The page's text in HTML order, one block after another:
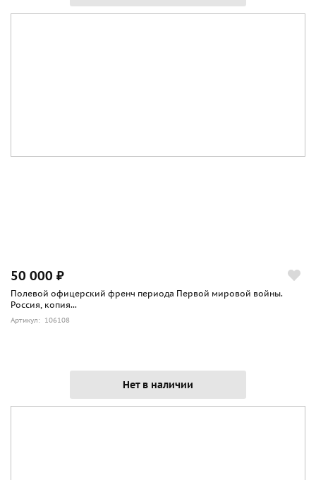
50 000 ₽
Полевой офицерский френч периода Первой мировой войны.
Россия, копия...
Артикул: 106108
Нет в наличии